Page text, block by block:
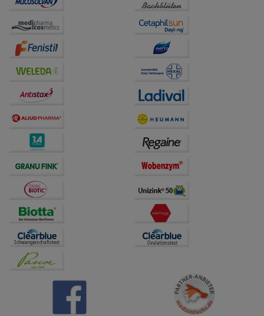
Website weiter für Sie optimieren können, den Inhalt
auf unserer Website aber auch die Werbung auf
Drittseiten möglichst relevant für Sie zu gestalten.
Bitte beachten Sie, dass Daten hierfür teilweise an
Dritte wie z.B. Google oder soziale Medien